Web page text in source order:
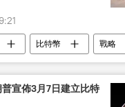
比特幣
戰略
宣佈3月7日建立比特